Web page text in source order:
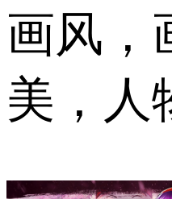
画风，
美，人